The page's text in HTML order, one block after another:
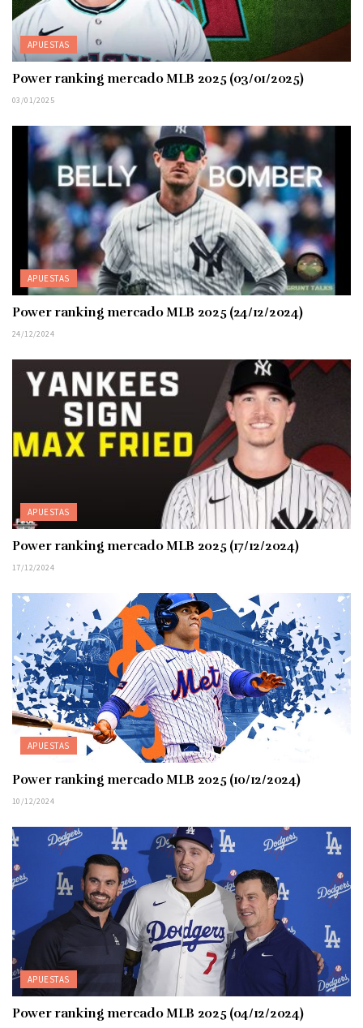
APUESTAS
Power ranking mercado MLB 2025 (03/01/2025)
03/01/2025
APUESTAS
Power ranking mercado MLB 2025 (24/12/2024)
24/12/2024
APUESTAS
Power ranking mercado MLB 2025 (17/12/2024)
17/12/2024
APUESTAS
Power ranking mercado MLB 2025 (10/12/2024)
10/12/2024
APUESTAS
Power ranking mercado MLB 2025 (04/12/2024)